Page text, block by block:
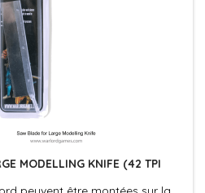
MODELLING KNIFE (42 TPI